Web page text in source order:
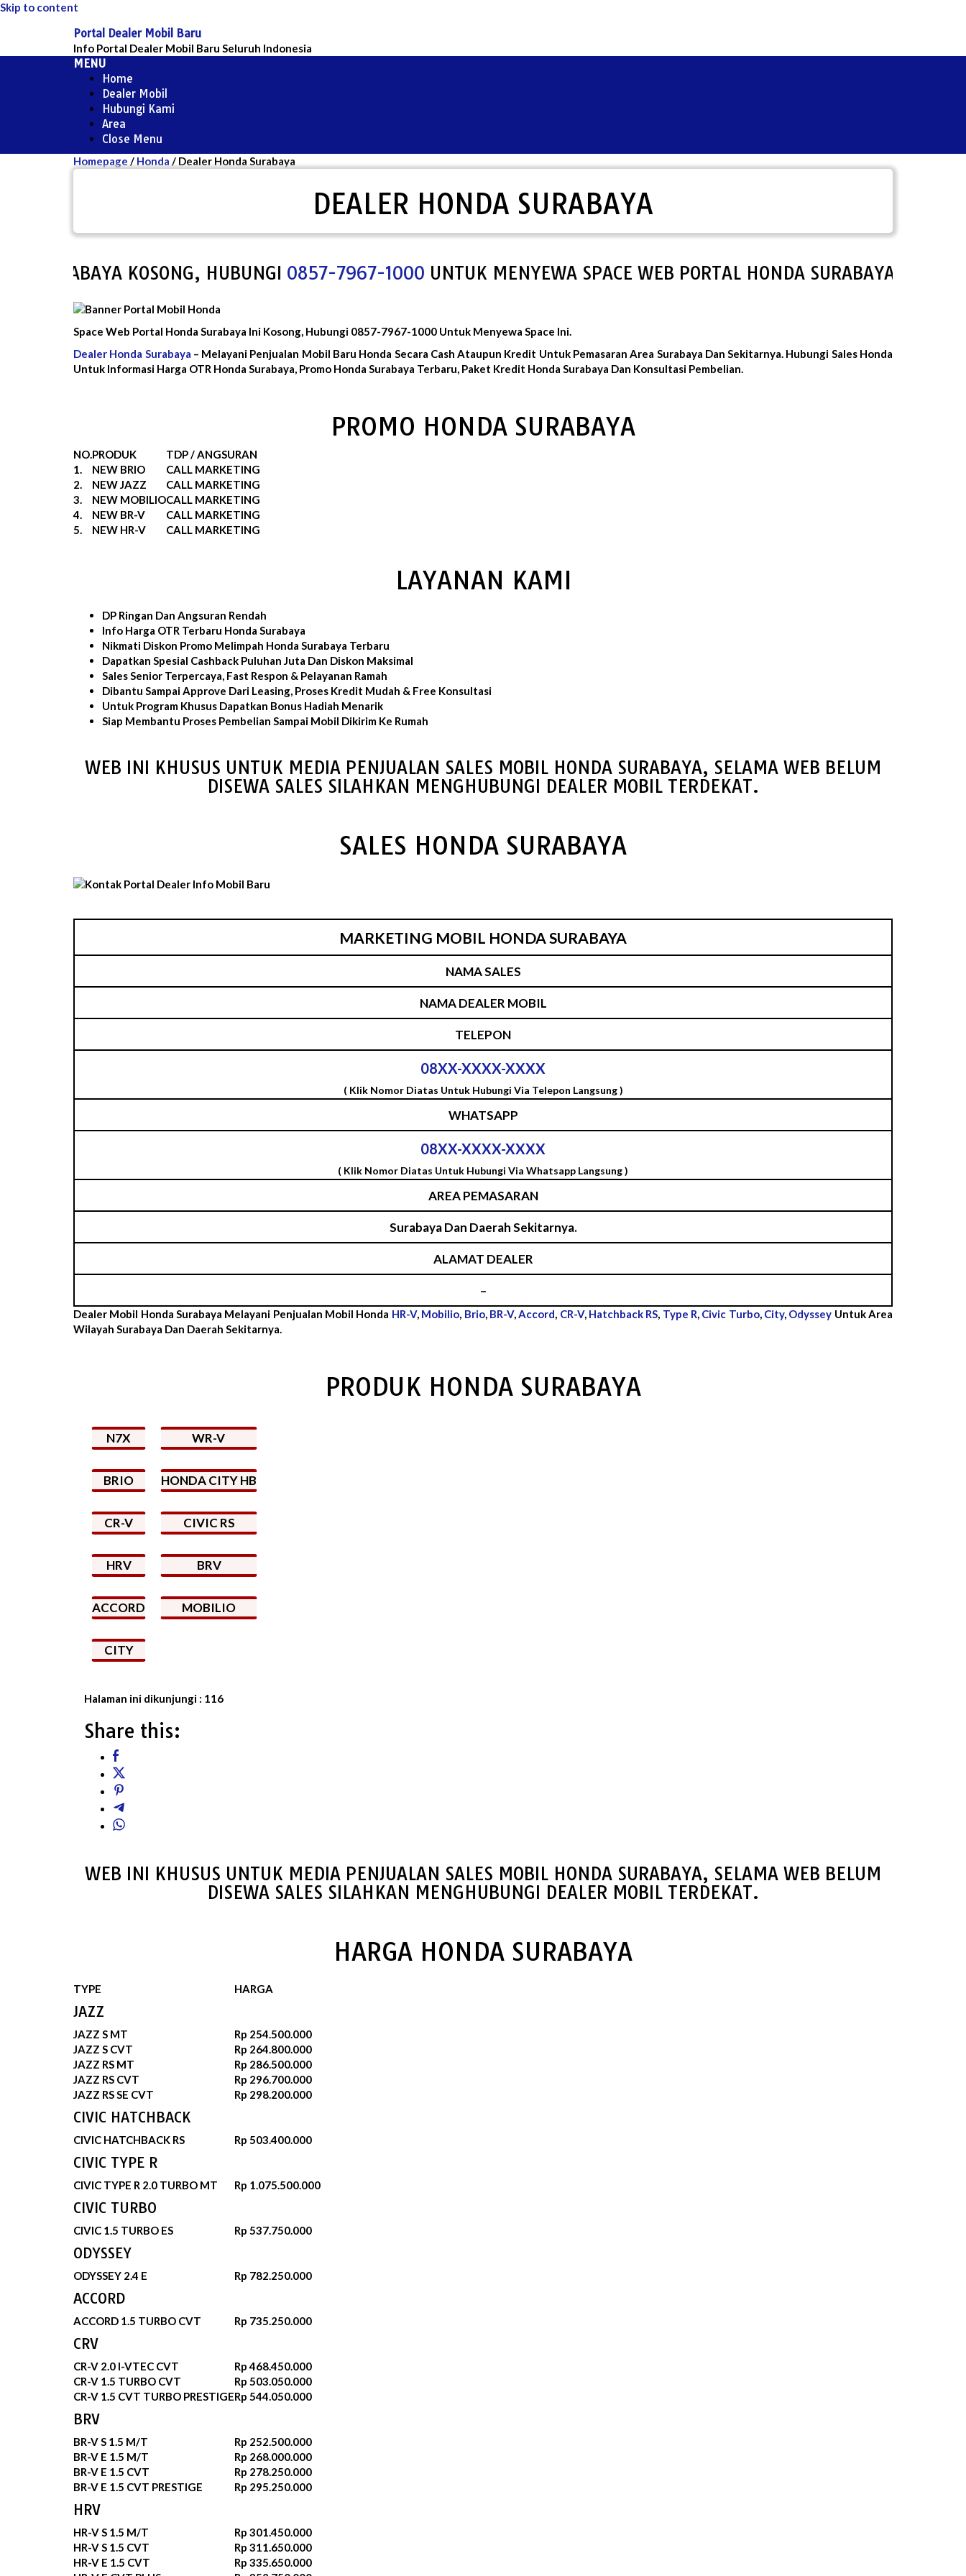
Skip to content
Portal Dealer Mobil Baru
Info Portal Dealer Mobil Baru Seluruh Indonesia
MENU
Home
Dealer Mobil
Hubungi Kami
Area
Close Menu
Homepage / Honda / Dealer Honda Surabaya
DEALER HONDA SURABAYA
KOSONG, HUBUNGI0857-7967-1000UNTUK MENYEWA SPACE WEB PORTAL HONDA SURABAYA.
Space Web Portal Honda Surabaya Ini Kosong, Hubungi 0857-7967-1000 Untuk Menyewa Space Ini.
Dealer Honda Surabaya – Melayani Penjualan Mobil Baru Honda Secara Cash Ataupun Kredit Untuk Pemasaran Area Surabaya Dan Sekitarnya. Hubungi Sales Honda
Untuk Informasi Harga OTR Honda Surabaya, Promo Honda Surabaya Terbaru, Paket Kredit Honda Surabaya Dan Konsultasi Pembelian.
PROMO HONDA SURABAYA
NO.PRODUK
TDP / ANGSURAN
1.
NEW BRIO
CALL MARKETING
2.
NEW JAZZ
CALL MARKETING
3.
NEW MOBILIOCALL MARKETING
4.
NEW BR-V
CALL MARKETING
5.
NEW HR-V CALL MARKETING
LAYANAN KAMI
DP Ringan Dan Angsuran Rendah
Info Harga OTR Terbaru Honda Surabaya
Nikmati Diskon Promo Melimpah Honda Surabaya Terbaru
Dapatkan Spesial Cashback Puluhan Juta Dan Diskon Maksimal
Sales Senior Terpercaya, Fast Respon & Pelayanan Ramah
Dibantu Sampai Approve Dari Leasing, Proses Kredit Mudah & Free Konsultasi
Untuk Program Khusus Dapatkan Bonus Hadiah Menarik
Siap Membantu Proses Pembelian Sampai Mobil Dikirim Ke Rumah
WEB INI KHUSUS UNTUK MEDIA PENJUALAN SALES MOBIL HONDA SURABAYA, SELAMA WEB BELUM
DISEWA SALES SILAHKAN MENGHUBUNGI DEALER MOBIL TERDEKAT.
SALES HONDA SURABAYA
MARKETING MOBIL HONDA SURABAYA
NAMA SALES
NAMA DEALER MOBIL
TELEPON
08XX-XXXX-XXXX
( Klik Nomor Diatas Untuk Hubungi Via Telepon Langsung )
WHATSAPP
08XX-XXXX-XXXX
( Klik Nomor Diatas Untuk Hubungi Via Whatsapp Langsung )
AREA PEMASARAN
Surabaya Dan Daerah Sekitarnya.
ALAMAT DEALER
–
Dealer Mobil Honda Surabaya Melayani Penjualan Mobil Honda HR-V, Mobilio, Brio, BR-V,Accord, CR-V, Hatchback RS, Type R, Civic Turbo, City, Odyssey Untuk Area
Wilayah Surabaya Dan Daerah Sekitarnya.
PRODUK HONDA SURABAYA
N7X WR-V
BRIO HONDA CITY HB
CR-V CIVIC RS
HRV BRV
ACCORD MOBILIO
CITY
Halaman ini dikunjungi : 116
Share this:
WEB INI KHUSUS UNTUK MEDIA PENJUALAN SALES MOBIL HONDA SURABAYA, SELAMA WEB BELUM
DISEWA SALES SILAHKAN MENGHUBUNGI DEALER MOBIL TERDEKAT.
HARGA HONDA SURABAYA
TYPE HARGA
JAZZ
JAZZ S MT
Rp 254.500.000
JAZZ S CVT
Rp 264.800.000
JAZZ RS MT
Rp 286.500.000
JAZZ RS CVT
Rp 296.700.000
JAZZ RS SE CVT
Rp 298.200.000
CIVIC HATCHBACK
CIVIC HATCHBACK RS Rp 503.400.000
CIVIC TYPE R
CIVIC TYPE R 2.0 TURBO MT Rp 1.075.500.000
CIVIC TURBO
CIVIC 1.5 TURBO ES Rp 537.750.000
ODYSSEY
ODYSSEY 2.4 E Rp 782.250.000
ACCORD
ACCORD 1.5 TURBO CVT Rp 735.250.000
CRV
CR-V 2.0 I-VTEC CVT
Rp 468.450.000
CR-V 1.5 TURBO CVT
Rp 503.050.000
CR-V 1.5 CVT TURBO PRESTIGERp 544.050.000
BRV
BR-V S 1.5 M/T
Rp 252.500.000
BR-V E 1.5 M/T
Rp 268.000.000
BR-V E 1.5 CVT
Rp 278.250.000
BR-V E 1.5 CVT PRESTIGE
Rp 295.250.000
HRV
HR-V S 1.5 M/T
Rp 301.450.000
HR-V S 1.5 CVT
Rp 311.650.000
HR-V E 1.5 CVT
Rp 335.650.000